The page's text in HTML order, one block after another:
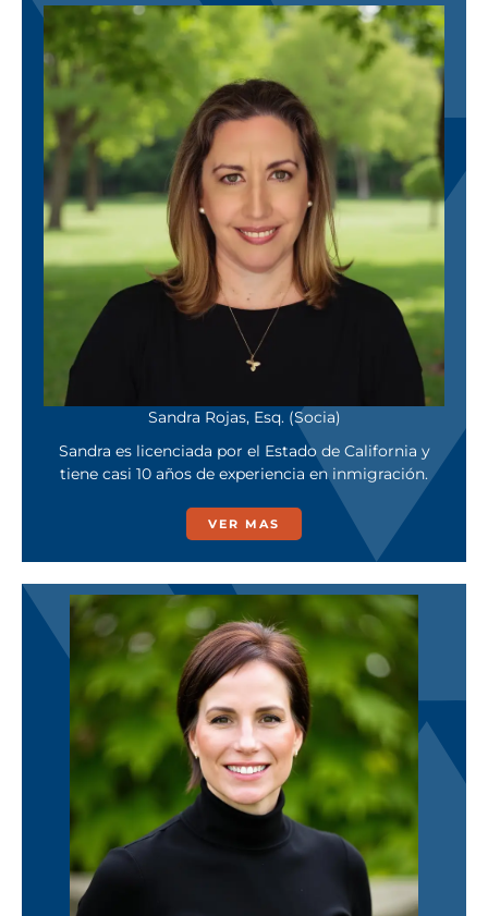
Sandra Rojas, Esq. (Socia)
Sandra es licenciada por el Estado de California y
tiene casi 10 años de experiencia en inmigración.
VER MAS